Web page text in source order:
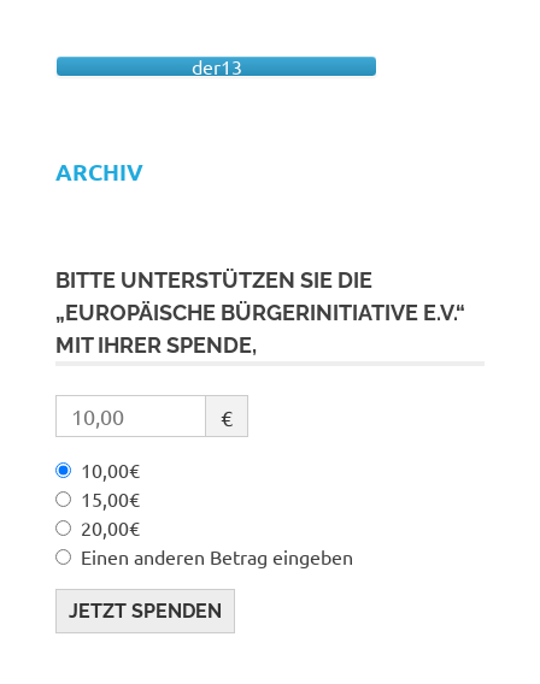
der13
ARCHIV
BITTE UNTERSTÜTZEN SIE DIE
„EUROPÄISCHE BÜRGERINITIATIVE E.V.“
MIT IHRER SPENDE,
€
10,00€
15,00€
20,00€
Einen anderen Betrag eingeben
JETZT SPENDEN